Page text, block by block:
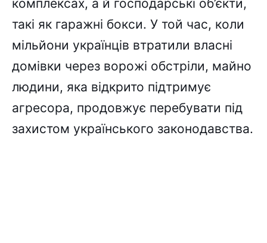
комплексах, а й господарські об’єкти,
такі як гаражні бокси. У той час, коли
мільйони українців втратили власні
домівки через ворожі обстріли, майно
людини, яка відкрито підтримує
агресора, продовжує перебувати під
захистом українського законодавства.